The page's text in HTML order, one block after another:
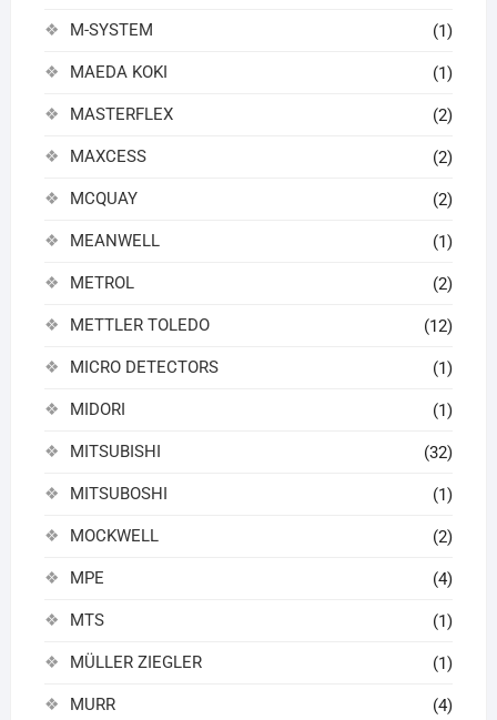
M-SYSTEM (1)
MAEDA KOKI (1)
MASTERFLEX (2)
MAXCESS (2)
MCQUAY (2)
MEANWELL (1)
METROL (2)
METTLER TOLEDO (12)
MICRO DETECTORS (1)
MIDORI (1)
MITSUBISHI (32)
MITSUBOSHI (1)
MOCKWELL (2)
MPE (4)
MTS (1)
MÜLLER ZIEGLER (1)
MURR (4)